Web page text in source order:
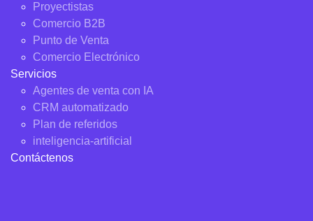
Proyectistas
Comercio B2B
Punto de Venta
Comercio Electrónico
Servicios
Agentes de venta con IA
CRM automatizado
Plan de referidos
inteligencia-artificial
Contáctenos